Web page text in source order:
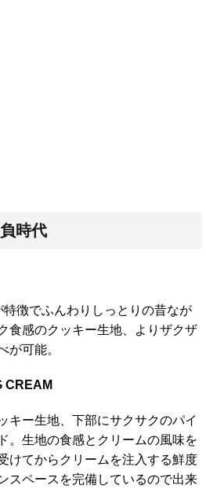
時代
徴でふんわりしっとりの昔なが
食感のクッキー生地、よりザクザ
が可能。
CREAM
キー生地、下部にサクサクのパイ
。生地の食感とクリームの風味を
けてからクリームを注入する鮮度
スペースを完備しているので出来